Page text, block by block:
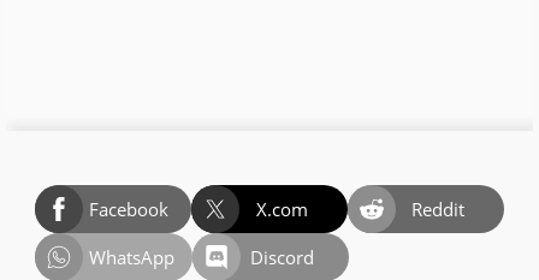
Facebook X.com
Reddit
WhatsApp
Discord